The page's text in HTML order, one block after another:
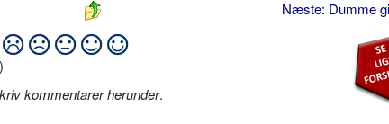
Næste: Dumme
kommentarer herunder.